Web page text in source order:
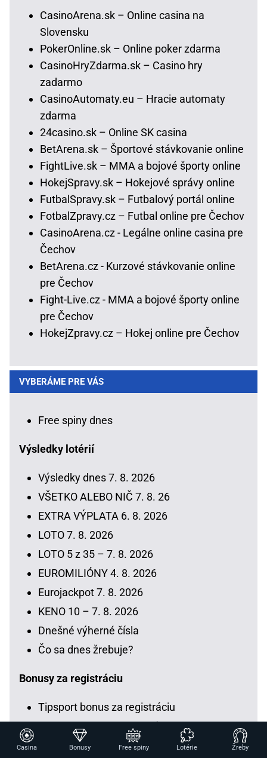
CasinoArena.sk – Online casina na
Slovensku
PokerOnline.sk – Online poker zdarma
CasinoHryZdarma.sk – Casino hry
zadarmo
CasinoAutomaty.eu – Hracie automaty
zdarma
24casino.sk – Online SK casina
BetArena.sk – Športové stávkovanie online
FightLive.sk – MMA a bojové športy online
HokejSpravy.sk – Hokejové správy online
FutbalSpravy.sk – Futbalový portál online
FotbalZpravy.cz – Futbal online pre Čechov
CasinoArena.cz - Legálne online casina pre
Čechov
BetArena.cz - Kurzové stávkovanie online
pre Čechov
Fight-Live.cz - MMA a bojové športy online
pre Čechov
HokejZpravy.cz – Hokej online pre Čechov
VYBERÁME PRE VÁS
Free spiny dnes
Výsledky lotérií
Výsledky dnes 7. 8. 2026
VŠETKO ALEBO NIČ 7. 8. 26
EXTRA VÝPLATA 6. 8. 2026
LOTO 7. 8. 2026
LOTO 5 z 35 – 7. 8. 2026
EUROMILIÓNY 4. 8. 2026
Eurojackpot 7. 8. 2026
KENO 10 – 7. 8. 2026
Dnešné výherné čísla
Čo sa dnes žrebuje?
Bonusy za registráciu
Tipsport bonus za registráciu
Fortuna bonus za registráciu
DOXXbet vstupný bonus
Casina Bonusy Free spiny Lotérie Žreby